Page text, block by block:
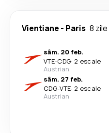
Vientiane - Paris 8 zile
sâm. 20 feb.
VTE-CDG· 2 escale
Austrian
sâm. 27 feb.
CDG-VTE· 2 escale
Austrian